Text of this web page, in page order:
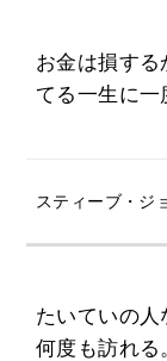
お金は損す
てる一生に一
スティーブ・ジ
たいていの
何度も訪れる